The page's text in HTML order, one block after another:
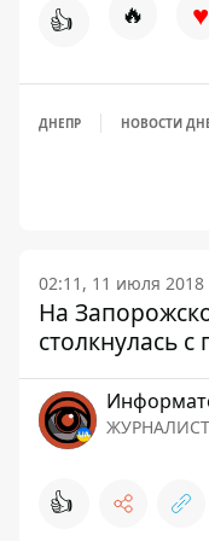
👍 🔥 ♥
ДНЕПР НОВОСТИ
02:11, 11 июля 2018
На
столкнулась с
ЖУРНАЛИСТ
👍